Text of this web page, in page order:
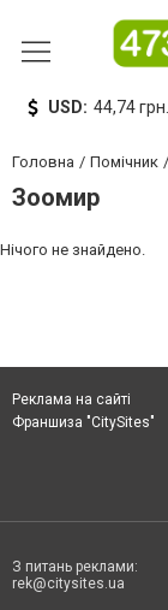
USD: 44,74 грн.
Головна Помічник
Зоомир
Нічого не знайдено.
Реклама на сайті
Франшиза "CitySites"
З питань реклами:
rek@citysites.ua